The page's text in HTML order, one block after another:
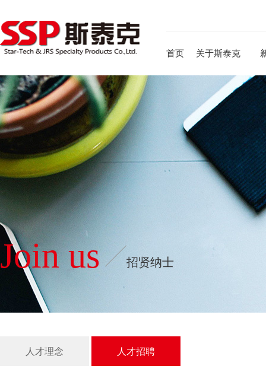
首页 关于斯泰克
Join us 招贤纳士
人才理念 人才招聘